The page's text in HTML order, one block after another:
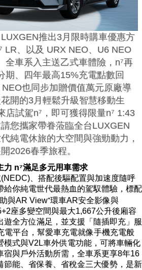
推出3月限時購車優惠方
LR、以及 URX NEO、U6 NEO
全車系入主送乙式車體險，n⁷再
期、四年最高15%充電點數回
也同步加贈價值萬元原廠導
開的3月輕鬆升級智慧移動生
店試駕n⁷，即可獲得限量n⁷ 1:43
您攜家帶眷蒞臨全台LUXGEN
純電休旅的大空間與強勁動力，
2026春季旅程。
力 n⁷滿足多元用車需求
、搭配後驅配置與加速度隨呼
給你純電世代最熱血的駕馭體驗，標配
與AR View⁺環車AR安全影像與
座多變空間與最大1,667公升後廂容
遊全方位滿足，並支援「隨插即充」服
電平台，幫愛車充電就像手機充電般
模式與V2L車外供電功能，可將車輛化
宿與戶外活動所需，全車系更享8年16
節能、省保養、省稅金三大優勢，是新